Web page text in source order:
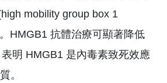
mobility group box 1
HMGB1 抗體治療可顯著降低
明 HMGB1 是內毒素致死效應
。